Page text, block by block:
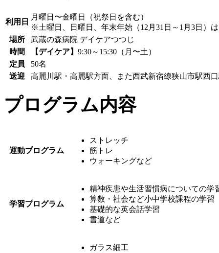
利用日
月曜日〜金曜日（祝祭日を含む）
※土曜日、日曜日、年末年始（12月31日～1月3日）
場所
武蔵の森病院 デイケアつつじ
時間
【デイケア】 9:30～15:30（月〜土）
定員
50名
送迎
高麗川駅・高麗駅方面、また西武新宿線狭山市駅西
プログラム内容
運動プログラム
ストレッチ
筋トレ
ウォーキングなど
学習プログラム
精神疾患や生活習慣病についての学
算数・社会など小中学校課程の学習
基礎的な英会話学習
書道など
ガラス細工